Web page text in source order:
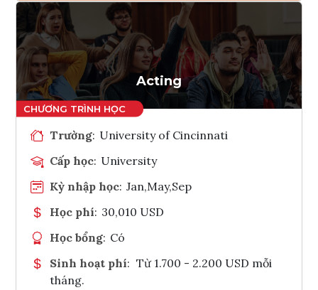
Ghi danh
Tham vấn Interlink
Acting
Trường: University of Cincinnati
Cấp học: University
Kỳ nhập học: Jan,May,Sep
Học phí: 30,010 USD
Học bổng: Có
Sinh hoạt phí: Từ 1.700 - 2.200 USD mỗi
tháng.